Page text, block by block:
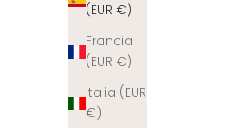
(EUR €)
Francia
(EUR €)
Italia (EUR
€)